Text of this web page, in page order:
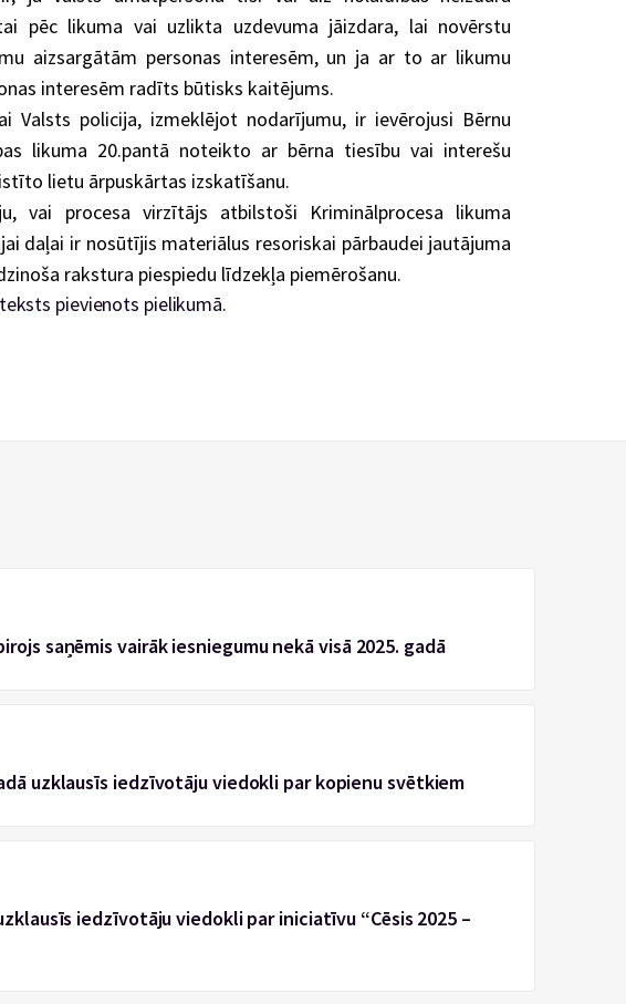
pēc likuma vai uzlikta uzdevuma jāizdara, lai novērstu
aizsargātām personas interesēm, un ja ar to ar likumu
interesēm radīts būtisks kaitējums.
Valsts policija, izmeklējot nodarījumu, ir ievērojusi Bērnu
likuma 20.pantā noteikto ar bērna tiesību vai interešu
lietu ārpuskārtas izskatīšanu.
vai procesa virzītājs atbilstoši Kriminālprocesa likuma
daļai ir nosūtījis materiālus resoriskai pārbaudei jautājuma
rakstura piespiedu līdzekļa piemērošanu.
pievienots pielikumā.
saņēmis vairāk iesniegumu nekā visā 2025. gadā
uzklausīs iedzīvotāju viedokli par kopienu svētkiem
iedzīvotāju viedokli par iniciatīvu “Cēsis 2025 –